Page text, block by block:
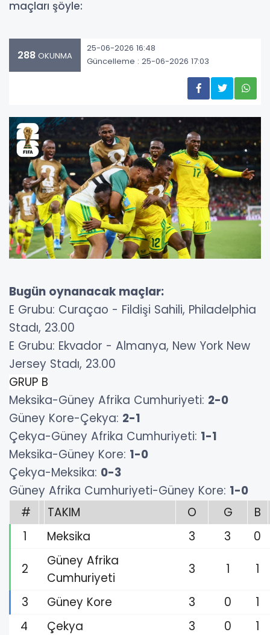
maçları şöyle:
288 OKUNMA
25-06-2026 16:48
Güncelleme : 25-06-2026 17:03
Bugün oynanacak maçlar:
E Grubu: Curaçao - Fildişi Sahili, Philadelphia
Stadı, 23.00
E Grubu: Ekvador - Almanya, New York New
Jersey Stadı, 23.00
GRUP B
Meksika-Güney Afrika Cumhuriyeti: 2-0
Güney Kore-Çekya: 2-1
Çekya-Güney Afrika Cumhuriyeti: 1-1
Meksika-Güney Kore: 1-0
Çekya-Meksika: 0-3
Güney Afrika Cumhuriyeti-Güney Kore: 1-0
#
TAKIM O G
B
1
Meksika 3 3
0
2
Güney Afrika
Cumhuriyeti
3 1 1
3 Güney Kore 3 0
1
4
Çekya 3 0
1